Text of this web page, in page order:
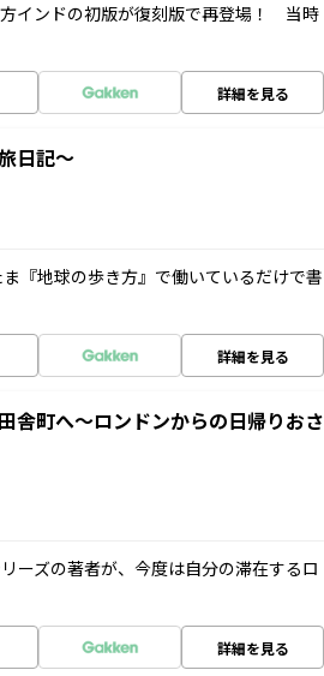
インドの初版が復刻版で再登場！ 当時
詳細を見る
日記～
『地球の歩き方』で働いているだけで書
詳細を見る
舎町へ～ロンドンからの日帰りおさ
ーズの著者が、今度は自分の滞在するロ
詳細を見る